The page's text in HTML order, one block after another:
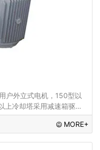
户外立式电机，150型以
上冷却塔采用减速箱驱
修管理方便等特点...
MORE+